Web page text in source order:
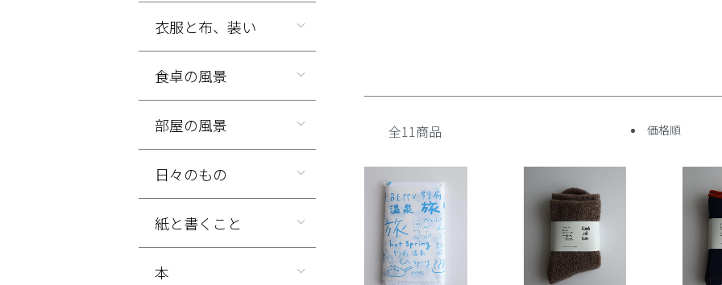
全11商品 価格順
衣服と布、装い
食卓の風景
部屋の風景
日々のもの
紙と書くこと
本